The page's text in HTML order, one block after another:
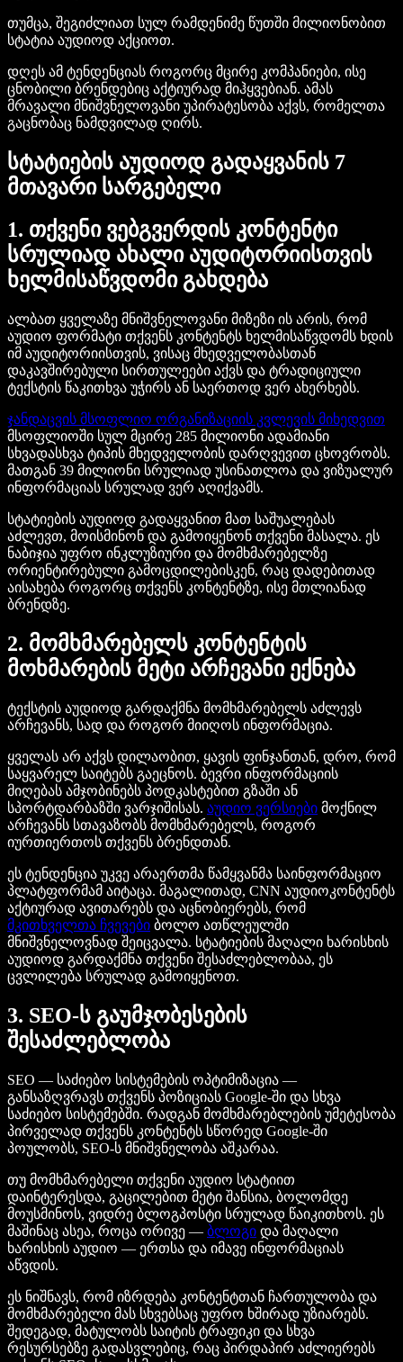
თუმცა, შეგიძლიათ სულ რამდენიმე წუთში მილიონობით
სტატია აუდიოდ აქციოთ.
დღეს ამ ტენდენციას როგორც მცირე კომპანიები, ისე
ცნობილი ბრენდებიც აქტიურად მიჰყვებიან. ამას
მრავალი მნიშვნელოვანი უპირატესობა აქვს, რომელთა
გაცნობაც ნამდვილად ღირს.
სტატიების აუდიოდ გადაყვანის 7
მთავარი სარგებელი
1. თქვენი ვებგვერდის კონტენტი
სრულიად ახალი აუდიტორიისთვის
ხელმისაწვდომი გახდება
ალბათ ყველაზე მნიშვნელოვანი მიზეზი ის არის, რომ
აუდიო ფორმატი თქვენს კონტენტს ხელმისაწვდომს ხდის
იმ აუდიტორიისთვის, ვისაც მხედველობასთან
დაკავშირებული სირთულეები აქვს და ტრადიციული
ტექსტის წაკითხვა უჭირს ან საერთოდ ვერ ახერხებს.
ჯანდაცვის მსოფლიო ორგანიზაციის კვლევის მიხედვით
მსოფლიოში სულ მცირე 285 მილიონი ადამიანი
სხვადასხვა ტიპის მხედველობის დარღვევით ცხოვრობს.
მათგან 39 მილიონი სრულიად უსინათლოა და ვიზუალურ
ინფორმაციას სრულად ვერ აღიქვამს.
სტატიების აუდიოდ გადაყვანით მათ საშუალებას
აძლევთ, მოისმინონ და გამოიყენონ თქვენი მასალა. ეს
ნაბიჯია უფრო ინკლუზიური და მომხმარებელზე
ორიენტირებული გამოცდილებისკენ, რაც დადებითად
აისახება როგორც თქვენს კონტენტზე, ისე მთლიანად
ბრენდზე.
2. მომხმარებელს კონტენტის
მოხმარების მეტი არჩევანი ექნება
ტექსტის აუდიოდ გარდაქმნა მომხმარებელს აძლევს
არჩევანს, სად და როგორ მიიღოს ინფორმაცია.
ყველას არ აქვს დილაობით, ყავის ფინჯანთან, დრო, რომ
საყვარელ საიტებს გაეცნოს. ბევრი ინფორმაციის
მიღებას ამჯობინებს პოდკასტებით გზაში ან
სპორტდარბაზში ვარჯიშისას. აუდიო ვერსიები მოქნილ
არჩევანს სთავაზობს მომხმარებელს, როგორ
იურთიერთოს თქვენს ბრენდთან.
ეს ტენდენცია უკვე არაერთმა წამყვანმა საინფორმაციო
პლატფორმამ აიტაცა. მაგალითად, CNN აუდიოკონტენტს
აქტიურად ავითარებს და აცნობიერებს, რომ
მკითხველთა ჩვევები ბოლო ათწლეულში
მნიშვნელოვნად შეიცვალა. სტატიების მაღალი ხარისხის
აუდიოდ გარდაქმნა თქვენი შესაძლებლობაა, ეს
ცვლილება სრულად გამოიყენოთ.
3. SEO-ს გაუმჯობესების
შესაძლებლობა
SEO — საძიებო სისტემების ოპტიმიზაცია —
განსაზღვრავს თქვენს პოზიციას Google-ში და სხვა
საძიებო სისტემებში. რადგან მომხმარებლების უმეტესობა
პირველად თქვენს კონტენტს სწორედ Google-ში
პოულობს, SEO-ს მნიშვნელობა აშკარაა.
თუ მომხმარებელი თქვენი აუდიო სტატიით
დაინტერესდა, გაცილებით მეტი შანსია, ბოლომდე
მოუსმინოს, ვიდრე ბლოგპოსტი სრულად წაიკითხოს. ეს
მაშინაც ასეა, როცა ორივე — ბლოგი და მაღალი
ხარისხის აუდიო — ერთსა და იმავე ინფორმაციას
აწვდის.
ეს ნიშნავს, რომ იზრდება კონტენტთან ჩართულობა და
მომხმარებელი მას სხვებსაც უფრო ხშირად უზიარებს.
შედეგად, მატულობს საიტის ტრაფიკი და სხვა
რესურსებზე გადასვლებიც, რაც პირდაპირ აძლიერებს